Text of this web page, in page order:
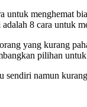
untuk menghemat
8 cara untuk
yang kurang
pilihan
namun